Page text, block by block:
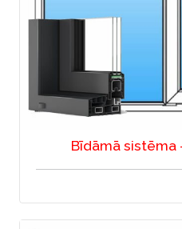
Bīdāmā sistēma